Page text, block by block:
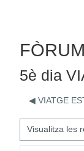
FÒRUM
5è dia
◀︎ VIATGE
de visualització